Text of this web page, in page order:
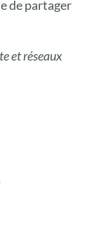
de partager
et réseaux